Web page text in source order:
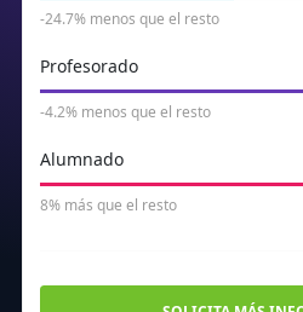
-24.7% menos que el resto
Profesorado
-4.2% menos que el resto
Alumnado
8% más que el resto